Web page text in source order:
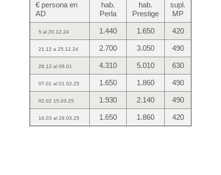
€ persona en
AD
hab.
Perla
hab.
Prestige
supl.
MP
5 al 20.12.24 1.440 1.650 420
21.12 a 25.12.24 2.700 3.050 490
26.12 al 06.01 4.310 5.010 630
07.01 al 01.02.25 1.650 1.860 490
02.02 15.03.25 1.930 2.140 490
16.03 al 29.03.25 1.650 1.860 420